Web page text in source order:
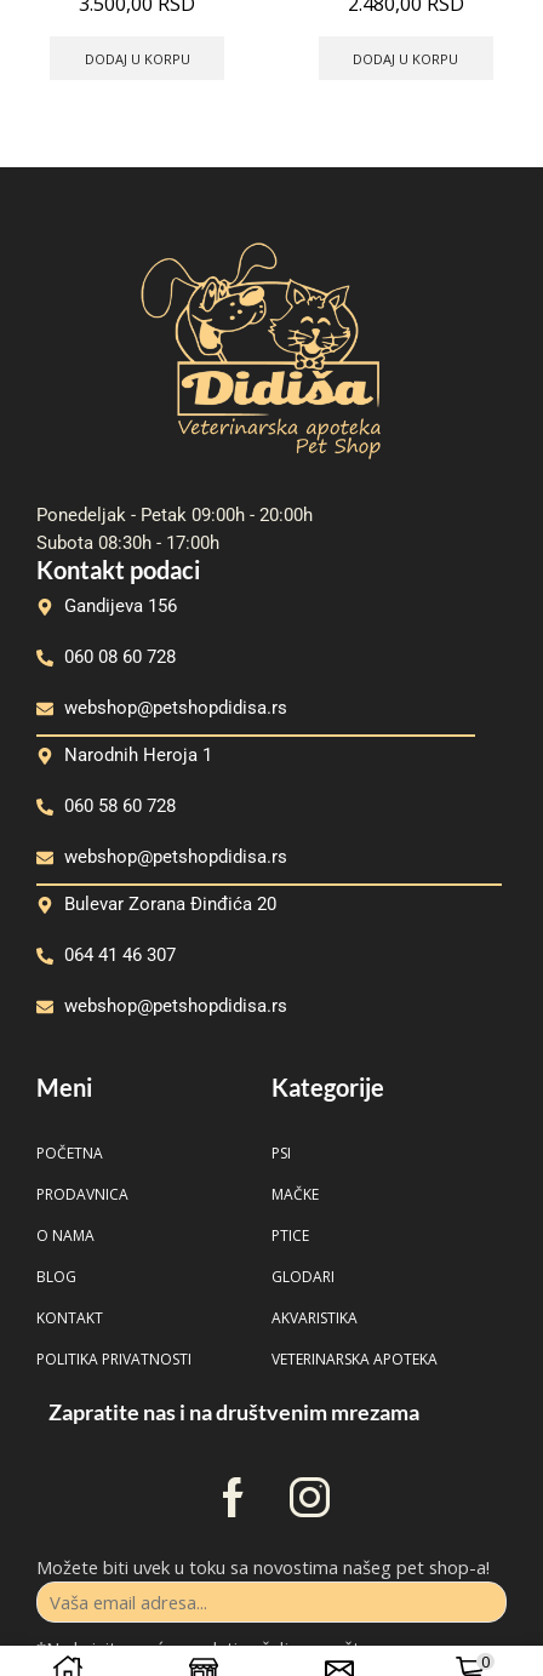
DODAJ U KORPU DODAJ U KORPU
Ponedeljak - Petak 09:00h - 20:00h
Subota 08:30h - 17:00h
Kontakt podaci
Gandijeva 156
060 08 60 728
webshop@petshopdidisa.rs
Narodnih Heroja 1
060 58 60 728
webshop@petshopdidisa.rs
Bulevar Zorana Đinđića 20
064 41 46 307
webshop@petshopdidisa.rs
Meni
POČETNA
PRODAVNICA
O NAMA
BLOG
KONTAKT
POLITIKA PRIVATNOSTI
Kategorije
PSI
MAČKE
PTICE
GLODARI
AKVARISTIKA
VETERINARSKA APOTEKA
Zapratite nas i na društvenim mrezama
Možete biti uvek u toku sa novostima našeg pet shop-a!
*Ne brinite, nećemo slati neželjenu poštu.
0